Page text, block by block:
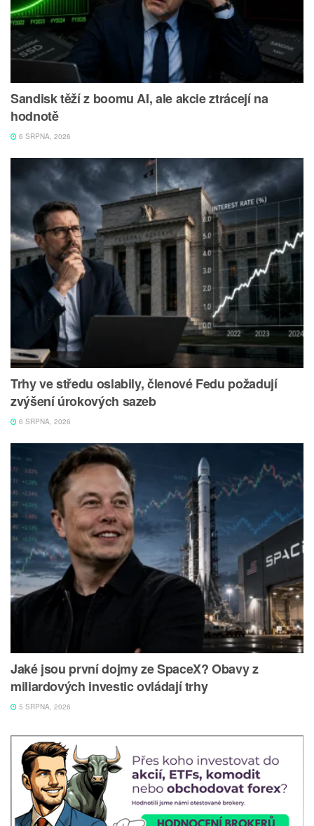
Sandisk těží z boomu AI, ale akcie ztrácejí na
hodnotě
6 SRPNA, 2026
Trhy ve středu oslabily, členové Fedu požadují
zvýšení úrokových sazeb
6 SRPNA, 2026
Jaké jsou první dojmy ze SpaceX? Obavy z
miliardových investic ovládají trhy
5 SRPNA, 2026